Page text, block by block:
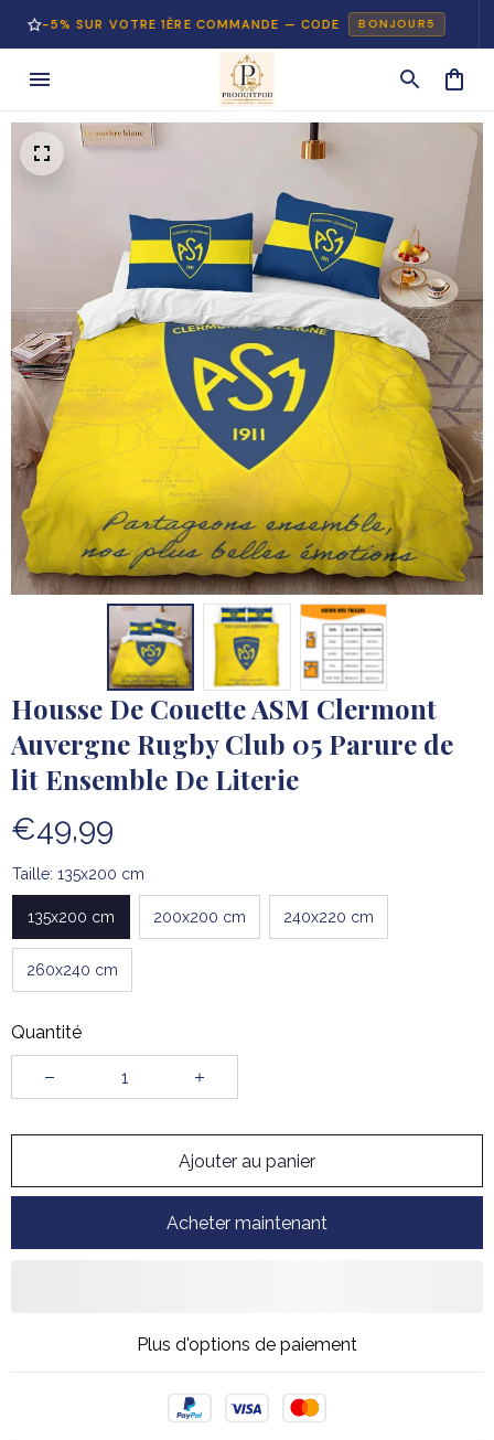
SUR VOTRE 1ÈRE COMMANDE — CODE BONJOUR5
Housse De Couette ASM Clermont
Auvergne Rugby Club 05 Parure de
lit Ensemble De Literie
€49,99
Taille: 135x200 cm
135x200 cm 200x200 cm 240x220 cm
260x240 cm
Quantité
Ajouter au panier
Acheter maintenant
Plus d'options de paiement